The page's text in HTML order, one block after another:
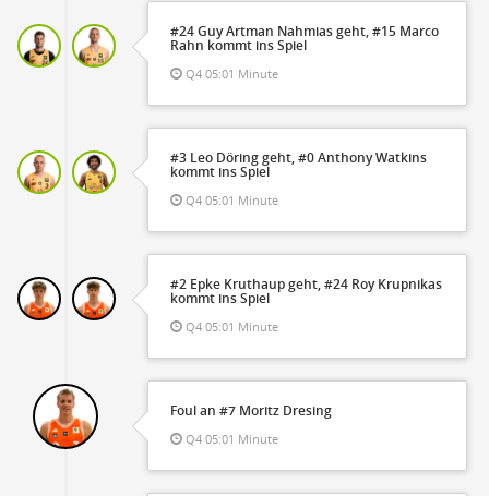
#24 Guy Artman Nahmias geht, #15 Marco
Rahn kommt ins Spiel
Q4 05:01 Minute
#3 Leo Döring geht, #0 Anthony Watkins
kommt ins Spiel
Q4 05:01 Minute
#2 Epke Kruthaup geht, #24 Roy Krupnikas
kommt ins Spiel
Q4 05:01 Minute
Foul an #7 Moritz Dresing
Q4 05:01 Minute